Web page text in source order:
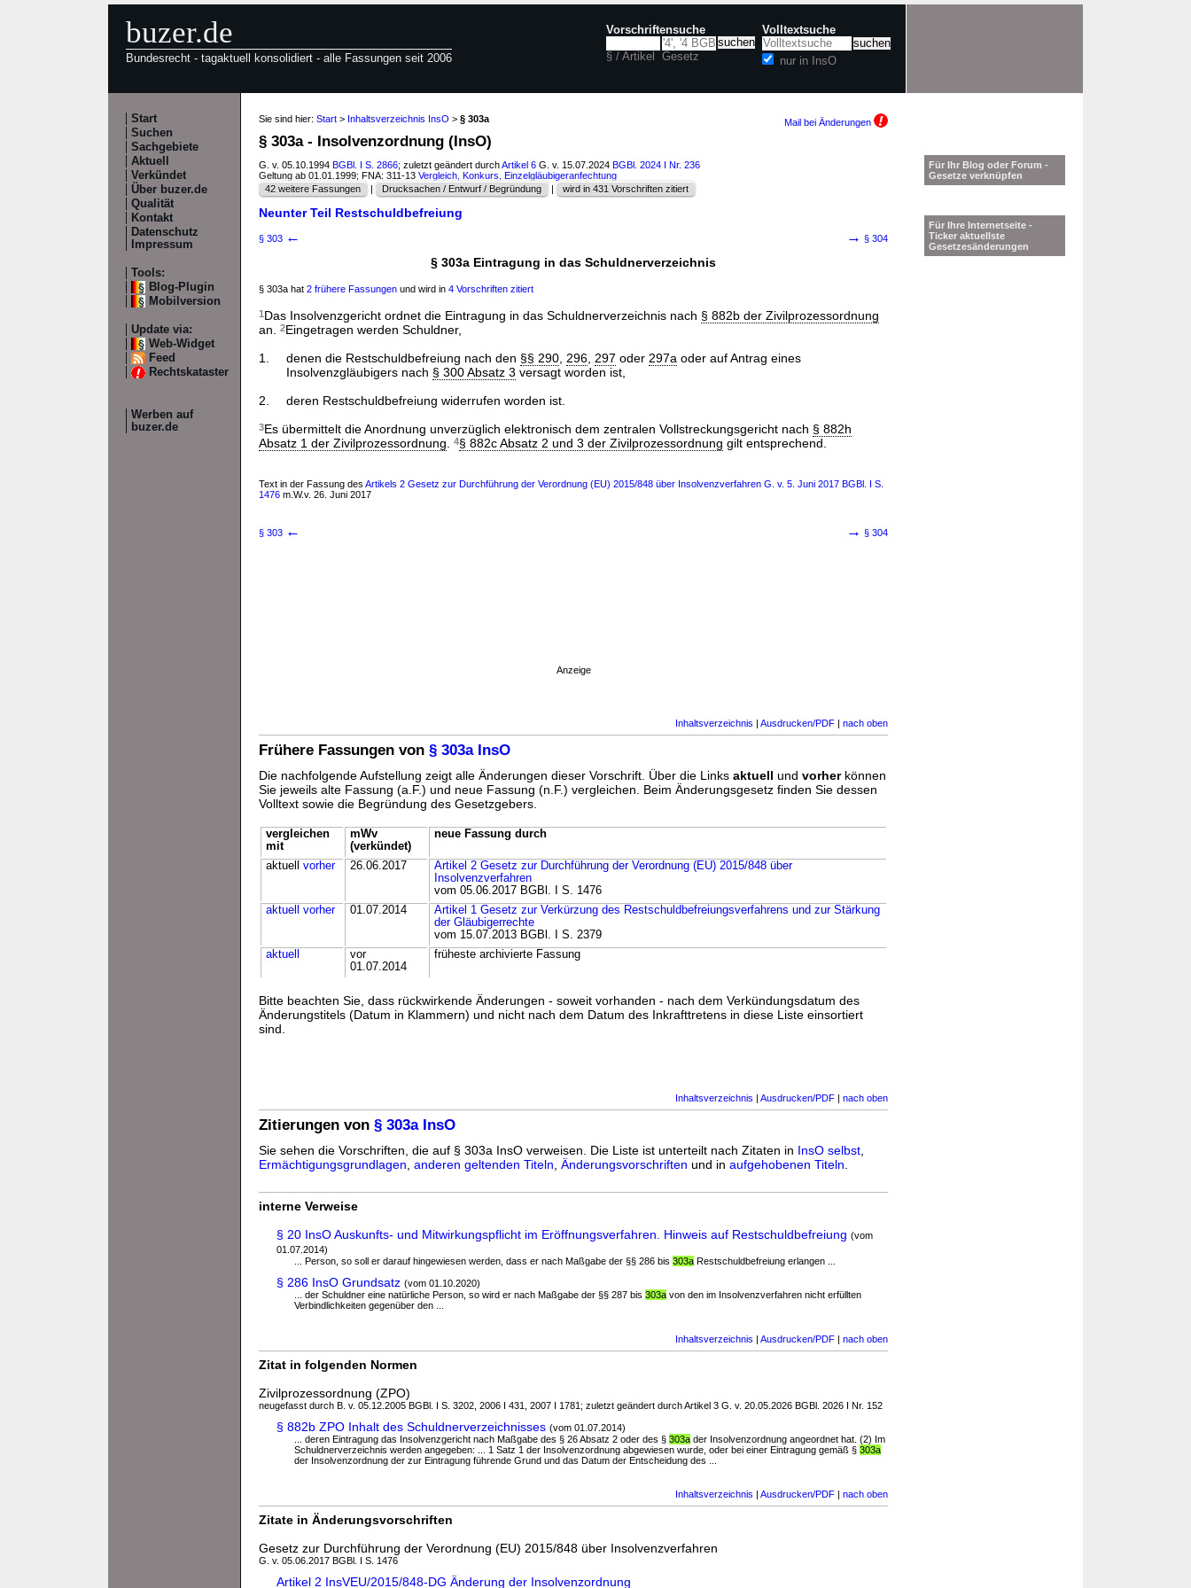
buzer.de
Bundesrecht - tagaktuell konsolidiert - alle Fassungen seit 2006
Vorschriftensuche
§ / Artikel Gesetz
Volltextsuche
nur in InsO
Start
Suchen
Sachgebiete
Aktuell
Verkündet
Über buzer.de
Qualität
Kontakt
Datenschutz
Impressum
Tools:
Blog-Plugin
Mobilversion
Update via:
Web-Widget
Feed
Rechtskataster
Werben auf
buzer.de
Sie sind hier: Start > Inhaltsverzeichnis InsO > § 303a Mail bei Änderungen
§ 303a - Insolvenzordnung (InsO)
G. v. 05.10.1994 BGBl. I S. 2866; zuletzt geändert durchArtikel 6 G. v. 15.07.2024 BGBl. 2024 I Nr. 236
Geltung ab 01.01.1999; FNA: 311-13 Vergleich, Konkurs, Einzelgläubigeranfechtung
42 weitere Fassungen
| Drucksachen / Entwurf / Begründung | wird in 431 Vorschriften zitiert
Neunter Teil Restschuldbefreiung
§ 303 ← → § 304
§ 303a Eintragung in das Schuldnerverzeichnis
§ 303a hat 2 frühere Fassungen und wird in 4 Vorschriften zitiert
1Das Insolvenzgericht ordnet die Eintragung in das Schuldnerverzeichnis nach § 882b der Zivilprozessordnung
an.
2Eingetragen werden Schuldner,
1.
denen die Restschuldbefreiung nach den §§ 290, 296, 297 oder 297a oder auf Antrag eines
Insolvenzgläubigers nach § 300 Absatz 3 versagt worden ist,
2.
deren Restschuldbefreiung widerrufen worden ist.
3Es übermittelt die Anordnung unverzüglich elektronisch dem zentralen Vollstreckungsgericht nach § 882h
Absatz 1 der Zivilprozessordnung
4§ 882c Absatz 2 und 3 der Zivilprozessordnung gilt entsprechend.
Text in der Fassung des Artikels 2 Gesetz zur Durchführung der Verordnung (EU) 2015/848 über Insolvenzverfahren G. v. 5. Juni 2017 BGBl. I S.
1476 m.W.v. 26. Juni 2017
§ 303 ← → § 304
Anzeige
Inhaltsverzeichnis | Ausdrucken/PDF | nach oben
Frühere Fassungen von § 303a InsO
Die nachfolgende Aufstellung zeigt alle Änderungen dieser Vorschrift. Über die Links aktuell und vorherkönnen
Sie jeweils alte Fassung (a.F.) und neue Fassung (n.F.) vergleichen. Beim Änderungsgesetz finden Sie dessen
Volltext sowie die Begründung des Gesetzgebers.
vergleichen
mit
mWv
(verkündet)
neue Fassung durch
aktuell vorher 26.06.2017
Artikel 2 Gesetz zur Durchführung der Verordnung (EU) 2015/848 über
Insolvenzverfahren
vom 05.06.2017 BGBl. I S. 1476
aktuell
vorher 01.07.2014
Artikel 1 Gesetz zur Verkürzung des Restschuldbefreiungsverfahrens und zur Stärkung
der Gläubigerrechte
vom 15.07.2013 BGBl. I S. 2379
aktuell
vor
01.07.2014
früheste archivierte Fassung
Bitte beachten Sie, dass rückwirkende Änderungen - soweit vorhanden - nach dem Verkündungsdatum des
Änderungstitels (Datum in Klammern) und nicht nach dem Datum des Inkrafttretens in diese Liste einsortiert
sind.
Inhaltsverzeichnis | Ausdrucken/PDF | nach oben
Zitierungen von § 303a InsO
Sie sehen die Vorschriften, die auf § 303a InsO verweisen. Die Liste ist unterteilt nach Zitaten in InsO selbst
Ermächtigungsgrundlagen anderen geltenden Titeln Änderungsvorschriften und in aufgehobenen Titeln
interne Verweise
§ 20 InsO Auskunfts- und Mitwirkungspflicht im Eröffnungsverfahren. Hinweis auf Restschuldbefreiung (vom
01.07.2014)
... Person, so soll er darauf hingewiesen werden, dass er nach Maßgabe der §§ 286 bis 303a Restschuldbefreiung erlangen ...
§ 286 InsO Grundsatz (vom 01.10.2020)
... der Schuldner eine natürliche Person, so wird er nach Maßgabe der §§ 287 bis 303a von den im Insolvenzverfahren nicht erfüllten
Verbindlichkeiten gegenüber den ...
Inhaltsverzeichnis | Ausdrucken/PDF | nach oben
Zitat in folgenden Normen
Zivilprozessordnung (ZPO)
neugefasst durch B. v. 05.12.2005 BGBl. I S. 3202, 2006 I 431, 2007 I 1781; zuletzt geändert durch Artikel 3 G. v. 20.05.2026 BGBl. 2026 I Nr. 152
§ 882b ZPO Inhalt des Schuldnerverzeichnisses (vom 01.07.2014)
... deren Eintragung das Insolvenzgericht nach Maßgabe des § 26 Absatz 2 oder des § 303a der Insolvenzordnung angeordnet hat. (2) Im
Schuldnerverzeichnis werden angegeben: ... 1 Satz 1 der Insolvenzordnung abgewiesen wurde, oder bei einer Eintragung gemäß § 303a
der Insolvenzordnung der zur Eintragung führende Grund und das Datum der Entscheidung des ...
Inhaltsverzeichnis | Ausdrucken/PDF | nach oben
Zitate in Änderungsvorschriften
Gesetz zur Durchführung der Verordnung (EU) 2015/848 über Insolvenzverfahren
G. v. 05.06.2017 BGBl. I S. 1476
Artikel 2 InsVEU/2015/848-DG Änderung der Insolvenzordnung
Für Ihr Blog oder Forum -
Gesetze verknüpfen
Für Ihre Internetseite -
Ticker aktuellste
Gesetzesänderungen